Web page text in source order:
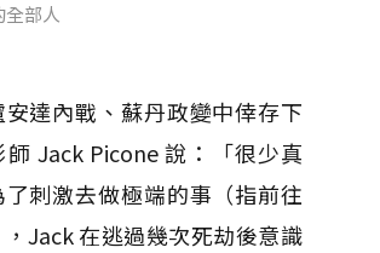
部人
達內戰、蘇丹政變中倖存下
Jack Picone 說：「很少真
刺激去做極端的事（指前往
Jack 在逃過幾次死劫後意識